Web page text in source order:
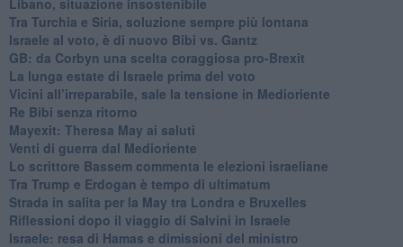
Tra Turchia e Siria, soluzione sempre più lontana
Israele al voto, è di nuovo Bibi vs. Gantz
GB: da Corbyn una scelta coraggiosa pro-Brexit
La lunga estate di Israele prima del voto
Vicini all’irreparabile, sale la tensione in Medioriente
Re Bibi senza ritorno
Mayexit: Theresa May ai saluti
Venti di guerra dal Medioriente
Lo scrittore Bassem commenta le elezioni israeliane
Tra Trump e Erdogan è tempo di ultimatum
Strada in salita per la May tra Londra e Bruxelles
Riflessioni dopo il viaggio di Salvini in Israele
Israele: resa di Hamas e dimissioni del ministro